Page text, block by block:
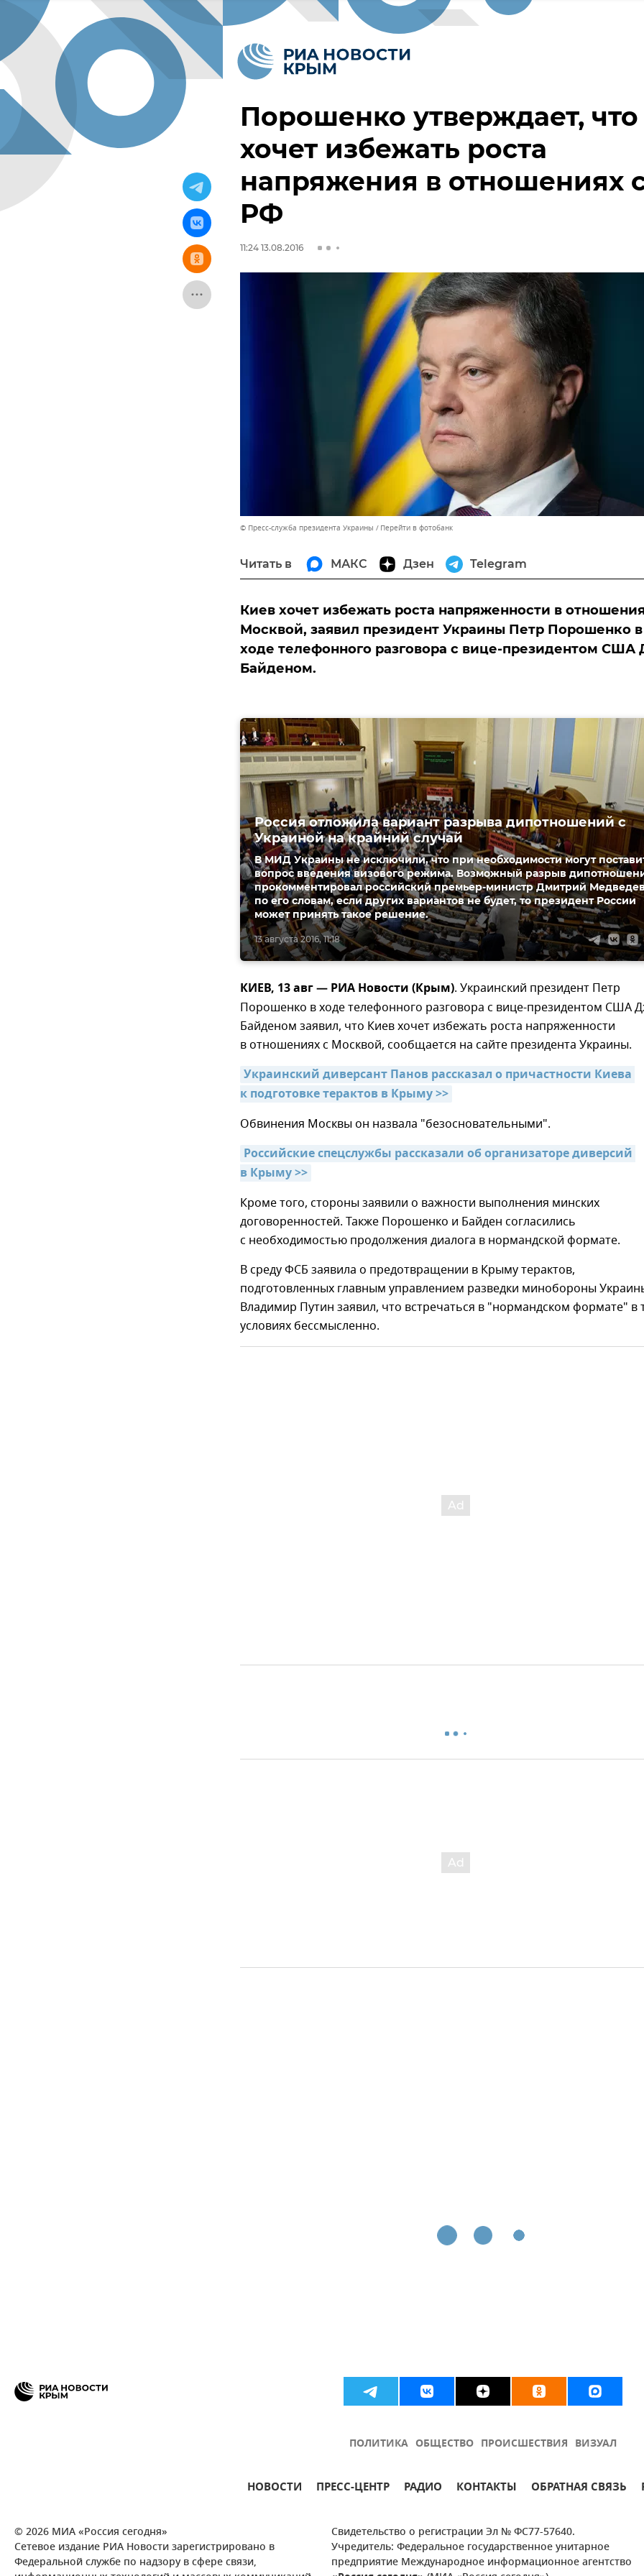
Порошенко утверждает, что
хочет избежать роста
напряжения в отношениях
РФ
11:24 13.08.2016
© Пресс-служба президента Украины Перейти в фотобанк
Читать в МАКС Дзен Telegram
Киев хочет избежать роста напряженности в
Москвой, заявил президент Украины Петр Порошенко в
ходе телефонного разговора с вице-президентом США
Байденом.
13 августа 2016, 11:18
Россия отложила вариант разрыва дипотношений с
Украиной на крайний случай
В МИД Украины не исключили, что при необходимости могут
вопрос введения визового режима. Возможный разрыв
прокомментировал российский премьер-министр Дмитрий
по его словам, если других вариантов не будет, то президент России
может принять такое решение.
КИЕВ, 13 авг — РИА Новости (Крым). Украинский президент Петр
Порошенко в ходе телефонного разговора с вице-президентом США
Байденом заявил, что Киев хочет избежать роста напряженности
в отношениях с Москвой, сообщается на сайте президента Украины.
Украинский диверсант Панов рассказал о причастности Киева
к подготовке терактов в Крыму >>
Обвинения Москвы он назвала "безосновательными".
Российские спецслужбы рассказали об организаторе диверсий
в Крыму >>
Кроме того, стороны заявили о важности выполнения минских
договоренностей. Также Порошенко и Байден согласились
с необходимостью продолжения диалога в нормандской формате.
В среду ФСБ заявила о предотвращении в Крыму терактов,
подготовленных главным управлением разведки минобороны
Владимир Путин заявил, что встречаться в "нормандском формате" в
условиях бессмысленно.
ПОЛИТИКА ОБЩЕСТВО ПРОИСШЕСТВИЯ ВИЗУАЛ
НОВОСТИ ПРЕСС-ЦЕНТР РАДИО КОНТАКТЫ ОБРАТНАЯ СВЯЗЬ
© 2026 МИА «Россия сегодня»
Сетевое издание РИА Новости зарегистрировано в
Федеральной службе по надзору в сфере связи,
Свидетельство о регистрации Эл № ФС77-57640.
Учредитель: Федеральное государственное унитарное
предприятие Международное информационное агентство